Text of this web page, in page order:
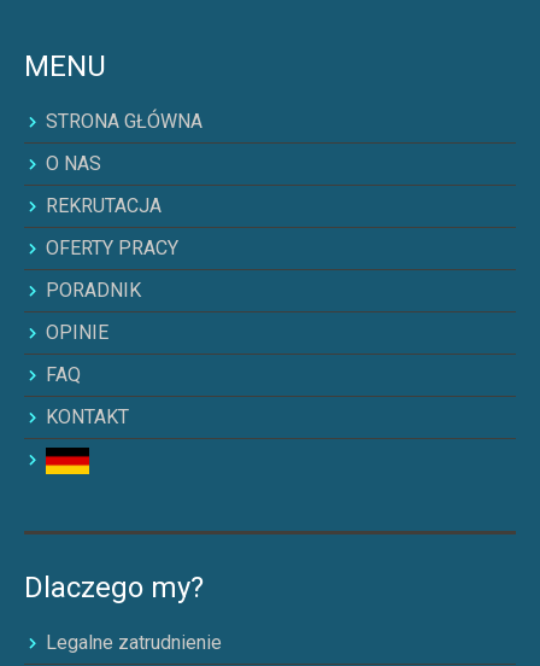
MENU
STRONA GŁÓWNA
O NAS
REKRUTACJA
OFERTY PRACY
PORADNIK
OPINIE
FAQ
KONTAKT
Dlaczego my?
Legalne zatrudnienie